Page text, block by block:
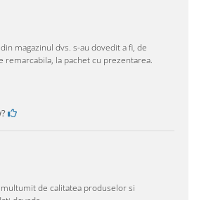
magazinul dvs. s-au dovedit a fi, de
remarcabila, la pachet cu prezentarea.
de calitatea produselor si